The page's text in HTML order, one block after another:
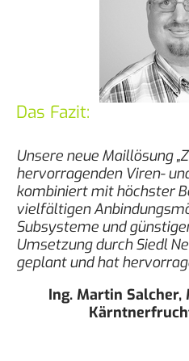
Das Fazit:
Unsere neue Maillösung
hervorragenden Viren-
kombiniert mit höchster
vielfältigen
Subsysteme und
Umsetzung durch Siedl
geplant und hat
Ing. Martin Salcher,